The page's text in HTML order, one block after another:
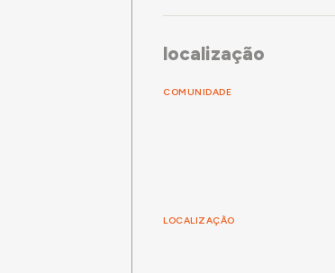
localização
COMUNIDADE
LOCALIZAÇÃO